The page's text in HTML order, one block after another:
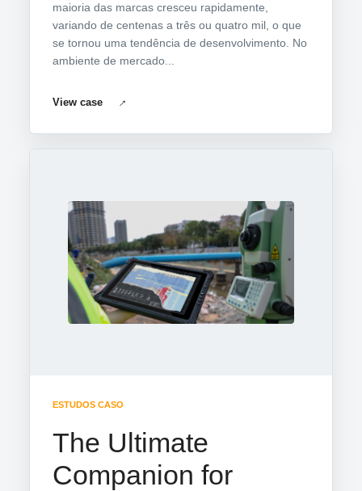
maioria das marcas cresceu rapidamente,
variando de centenas a três ou quatro mil, o que
se tornou uma tendência de desenvolvimento. No
ambiente de mercado...
View case
ESTUDOS CASO
The Ultimate
Companion for